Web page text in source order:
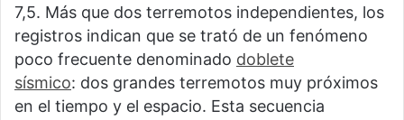
7,5. Más que dos terremotos independientes, los
registros indican que se trató de un fenómeno
poco frecuente denominado doblete
sísmico: dos grandes terremotos muy próximos
en el tiempo y el espacio. Esta secuencia